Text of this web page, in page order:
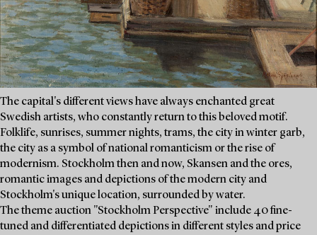
The capital's different views have always enchanted great
Swedish artists, who constantly return to this beloved motif.
Folklife, sunrises, summer nights, trams, the city in winter garb,
the city as a symbol of national romanticism or the rise of
modernism. Stockholm then and now, Skansen and the ores,
romantic images and depictions of the modern city and
Stockholm's unique location, surrounded by water.
The theme auction "Stockholm Perspective" include 40 fine-
tuned and differentiated depictions in different styles and price